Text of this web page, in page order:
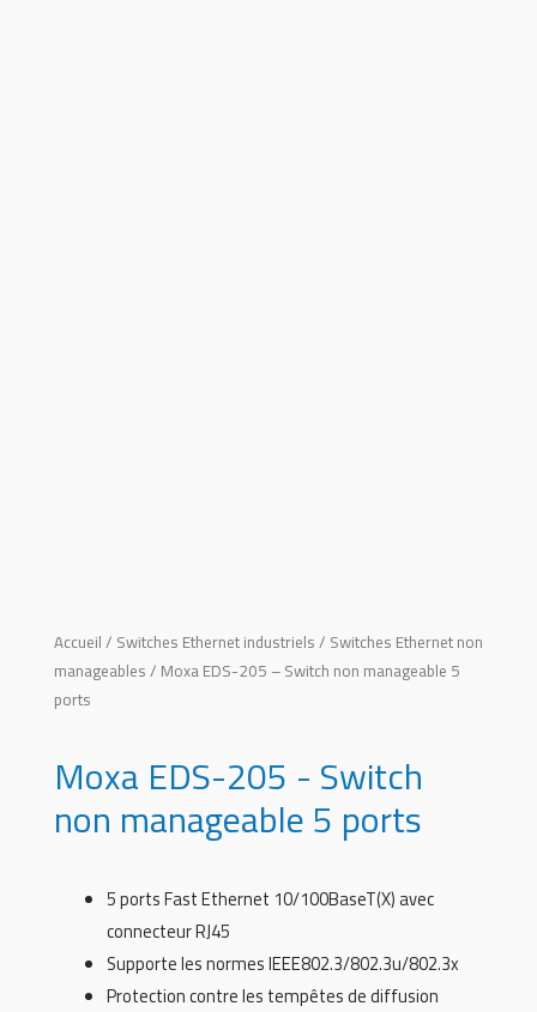
Accueil / Switches Ethernet industriels / Switches Ethernet non
manageables / Moxa EDS-205 – Switch non manageable 5
ports
Moxa EDS-205 - Switch
non manageable 5 ports
5 ports Fast Ethernet 10/100BaseT(X) avec
connecteur RJ45
Supporte les normes IEEE802.3/802.3u/802.3x
Protection contre les tempêtes de diffusion